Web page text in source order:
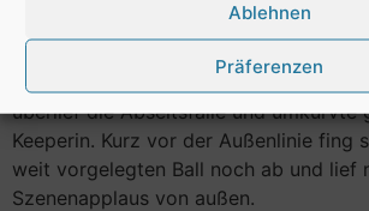
Ablehnen
Präferenzen
Nachdem sie kurz nach der Pause
Sprint noch frei vor dem Tor den
versemmelte, machte sie es in der 73.
überlief die Abseitsfalle und umkurvte
Keeperin. Kurz vor der Außenlinie fing
weit vorgelegten Ball noch ab und lief
Szenenapplaus von außen.